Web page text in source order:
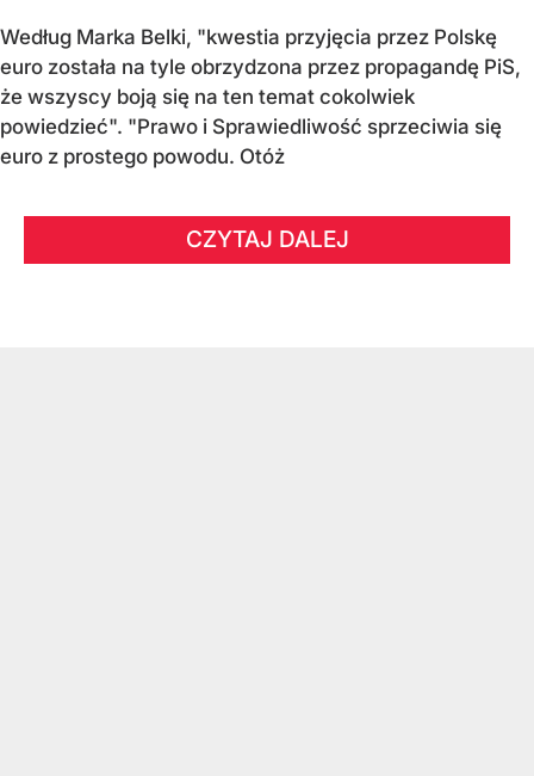
Według Marka Belki, "kwestia przyjęcia przez Polskę
euro została na tyle obrzydzona przez propagandę PiS,
że wszyscy boją się na ten temat cokolwiek
powiedzieć". "Prawo i Sprawiedliwość sprzeciwia się
euro z prostego powodu. Otóż
CZYTAJ DALEJ